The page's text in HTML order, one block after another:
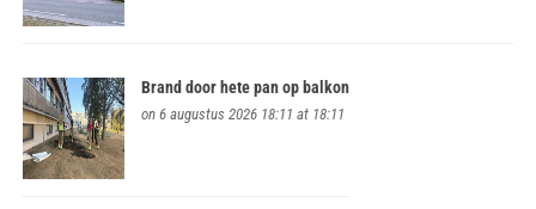
Brand door hete pan op balkon
on 6 augustus 2026 18:11 at 18:11